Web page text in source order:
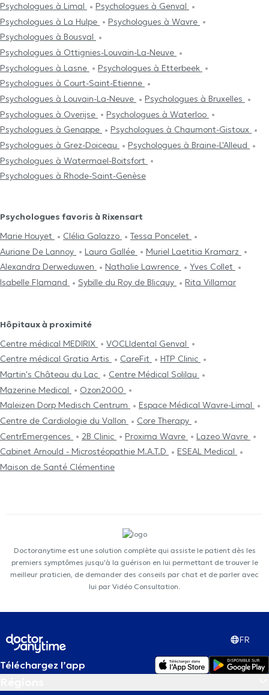
Psychologues à Limal
Psychologues à Genval
Psychologues à La Hulpe
Psychologues à Wavre
Psychologues à Bousval
Psychologues à Ottignies-Louvain-La-Neuve
Psychologues à Lasne
Psychologues à Etterbeek
Psychologues à Court-Saint-Etienne
Psychologues à Louvain-La-Neuve
Psychologues à Bruxelles
Psychologues à Overijse
Psychologues à Waterloo
Psychologues à Genappe
Psychologues à Chaumont-Gistoux
Psychologues à Grez-Doiceau
Psychologues à Braine-L'Alleud
Psychologues à Watermael-Boitsfort
Psychologues à Rhode-Saint-Genèse
Psychologues favoris à Rixensart
Marie Houyet
Clélia Galazzo
Tessa Poncelet
Auriane De Lannoy
Laura Gallée
Muriel Laetitia Kramarz
Alexandra Derweduwen
Nathalie Lawrence
Yves Collet
Isabelle Flamand
Sybille du Roy de Blicquy Rita Villamar
Hôpitaux à proximité
Centre médical MEDIRIX
VOCLIdental Genval
Centre médical Gratia Artis
CareFit
HTP Clinic
Martin's Château du Lac
Centre Médical Solilau
Mazerine Medical
Ozon2000
Maleizen Dorp Medisch Centrum
Espace Médical Wavre-Limal
Centre de Cardiologie du Vallon
Core Therapy
CentrEmergences
2B Clinic Proxima Wavre
Lazeo Wavre
Cabinet Arnould - Microstéopathie M.A.T.D
ESEAL Medical
Maison de Santé Clémentine
Doctoranytime est une solution complète qui assiste le patient dès les
premiers symptômes jusqu'à la guérison en lui permettant de trouver le
meilleur praticien, de demander des conseils par chat et de parler avec
lui par Vidéo Consultation.
FR
Téléchargez l’app